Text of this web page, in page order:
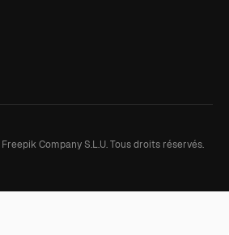
Freepik Company S.L.U.Tous droits réservés.